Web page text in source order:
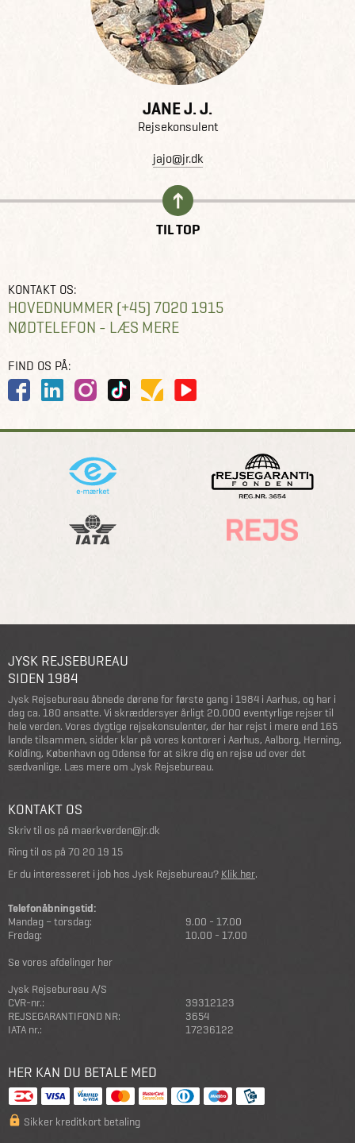
JANE J. J.
Rejsekonsulent
jajo@jr.dk
TIL TOP
KONTAKT OS:
HOVEDNUMMER (+45) 7020 1915
NØDTELEFON - LÆS MERE
FIND OS PÅ:
JYSK REJSEBUREAU
SIDEN 1984
Jysk Rejsebureau åbnede dørene for første gang i 1984 i Aarhus, og har i
dag ca. 180 ansatte. Vi skræddersyer årligt 20.000 eventyrlige rejser til
hele verden. Vores dygtige rejsekonsulenter, der har rejst i mere end 165
lande tilsammen, sidder klar på vores kontorer i Aarhus, Aalborg, Herning,
Kolding, København og Odense for at sikre dig en rejse ud over det
sædvanlige. Læs mere om Jysk Rejsebureau.
KONTAKT OS
Skriv til os på maerkverden@jr.dk
Ring til os på 70 20 19 15
Er du interesseret i job hos Jysk Rejsebureau? Klik her.
Telefonåbningstid:
Mandag – torsdag:
9.00 - 17.00
Fredag:
10.00 - 17.00
Se vores afdelinger her
Jysk Rejsebureau A/S
CVR-nr.:
39312123
REJSEGARANTIFOND NR:
3654
IATA nr.:
17236122
HER KAN DU BETALE MED
Sikker kreditkort betaling